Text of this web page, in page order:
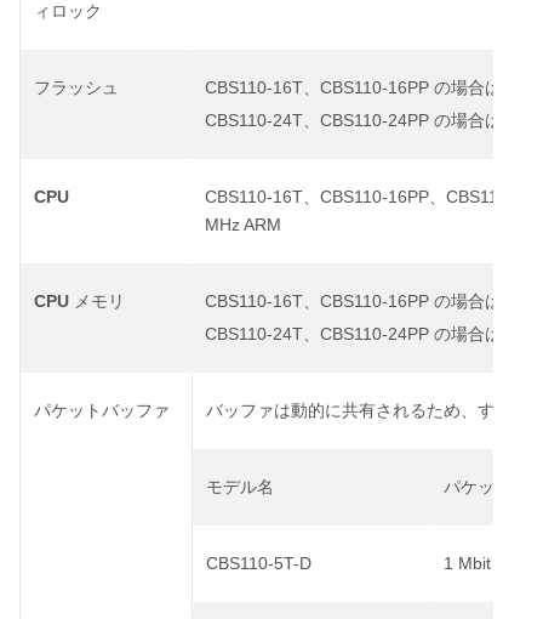
ィロック
フラッシュ CBS110-16T CBS110-16PP の場合は
CBS110-24T
CBS110-24PP の場合は
CPU CBS110-16T CBS110-16PP
CBS110-24T
MHz ARM
CPU メモリ CBS110-16T CBS110-16PP の場合は
CBS110-24T
CBS110-24PP の場合は
パケットバッファ バッファは動的に共有されるため、すべて
モデル名 パケットバ
CBS110-5T-D 1 Mbit